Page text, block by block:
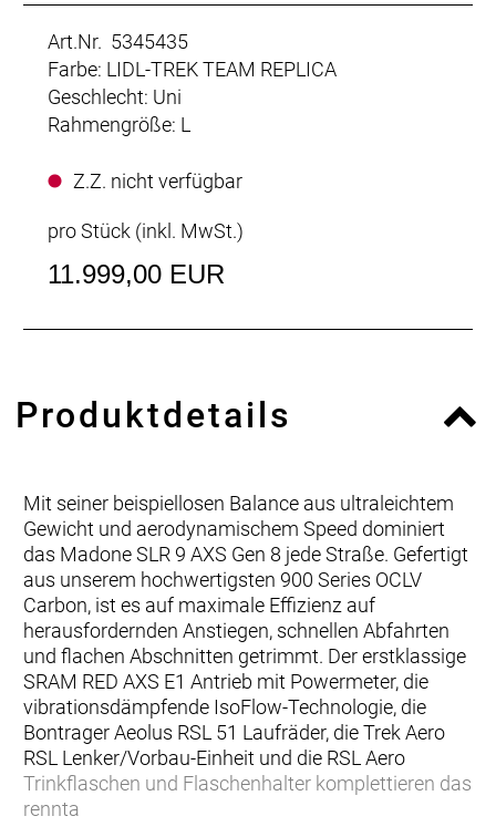
Art.Nr. 5345435
Farbe: LIDL-TREK TEAM REPLICA
Geschlecht: Uni
Rahmengröße: L
Z.Z. nicht verfügbar
pro Stück (inkl. MwSt.)
11.999,00 EUR
Produktdetails
Mit seiner beispiellosen Balance aus ultraleichtem
Gewicht und aerodynamischem Speed dominiert
das Madone SLR 9 AXS Gen 8 jede Straße. Gefertigt
aus unserem hochwertigsten 900 Series OCLV
Carbon, ist es auf maximale Effizienz auf
herausfordernden Anstiegen, schnellen Abfahrten
und flachen Abschnitten getrimmt. Der erstklassige
SRAM RED AXS E1 Antrieb mit Powermeter, die
vibrationsdämpfende IsoFlow-Technologie, die
Bontrager Aeolus RSL 51 Laufräder, die Trek Aero
RSL Lenker/Vorbau-Einheit und die RSL Aero
Trinkflaschen und Flaschenhalter komplettieren das
rennta